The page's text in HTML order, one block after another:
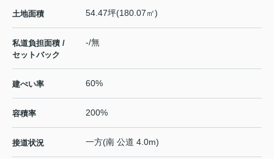
土地面積 54.47坪(180.07㎡)
私道負担面積 /
セットバック
-/無
建ぺい率 60%
容積率 200%
接道状況 一方(南 公道 4.0m)